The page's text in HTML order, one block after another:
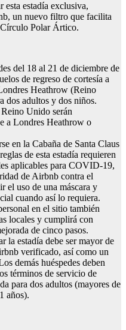
esta estadía exclusiva,
un nuevo filtro que facilita
Polar Ártico.
del 18 al 21 de diciembre de
de regreso de cortesía a
Heathrow (Reino
dos adultos y dos niños.
Unido serán
a Londres Heathrow o
en la Cabaña de Santa Claus
de esta estadía requieren
aplicables para COVID-19,
de Airbnb contra el
el uso de una máscara y
cuando así lo requiera.
en el sitio también
locales y cumplirá con
de cinco pasos.
la estadía debe ser mayor de
verificado, así como un
demás huéspedes deben
términos de servicio de
para dos adultos (mayores de
años).